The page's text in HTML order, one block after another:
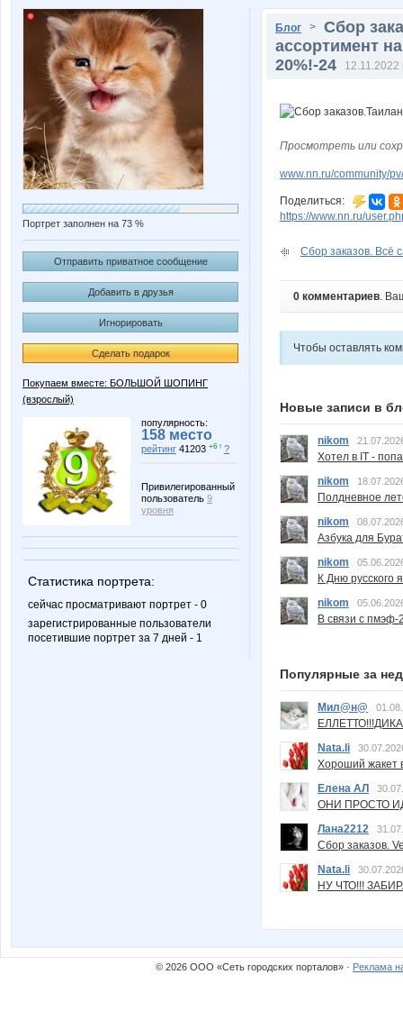
Портрет заполнен на 73 %
Отправить приватное сообщение
Добавить в друзья
Игнорировать
Сделать подарок
Покупаем вместе: БОЛЬШОЙ ШОПИНГ
(взрослый)
популярность:
158 место
рейтинг 41203 +6 ↑ ?
Привилегированный
пользователь 9
уровня
Статистика портрета:
сейчас просматривают портрет - 0
зарегистрированные пользователи
посетившие портрет за 7 дней - 1
Блог > Сбор
ассортимент
20%!-24
12.11.2022
Просмотреть или
www.nn.ru/community/
Поделиться:
https://www.nn.ru/
Сбор заказов. Всё
0 комментариев.
Чтобы оставлять
Новые записи в
nikom
Хотел в IT -
nikom
Полдневное
nikom
Азбука для
nikom
К Дню русского
nikom
В связи с пмэф-
Популярные за
Мил@н@
Nata.li
Хороший жакет
Елена АЛ
ОНИ ПРОСТО
Лана2212
Сбор заказов.
Nata.li
НУ ЧТО!!!
© 2026 ООО «Сеть городских порталов» · Реклама